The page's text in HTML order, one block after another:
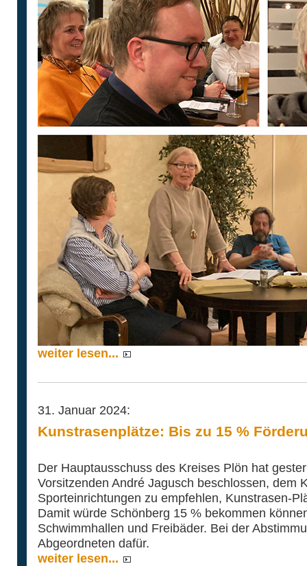
weiter lesen...
31. Januar 2024:
Kunstrasenplätze: Bis zu 15 %
Der Hauptausschuss des Kreises Plön hat
Vorsitzenden André Jagusch beschlossen, dem
Sporteinrichtungen zu empfehlen, Kunstrasen-
Damit würde Schönberg 15 % bekommen
Schwimmhallen und Freibäder. Bei der
Abgeordneten dafür.
weiter lesen...